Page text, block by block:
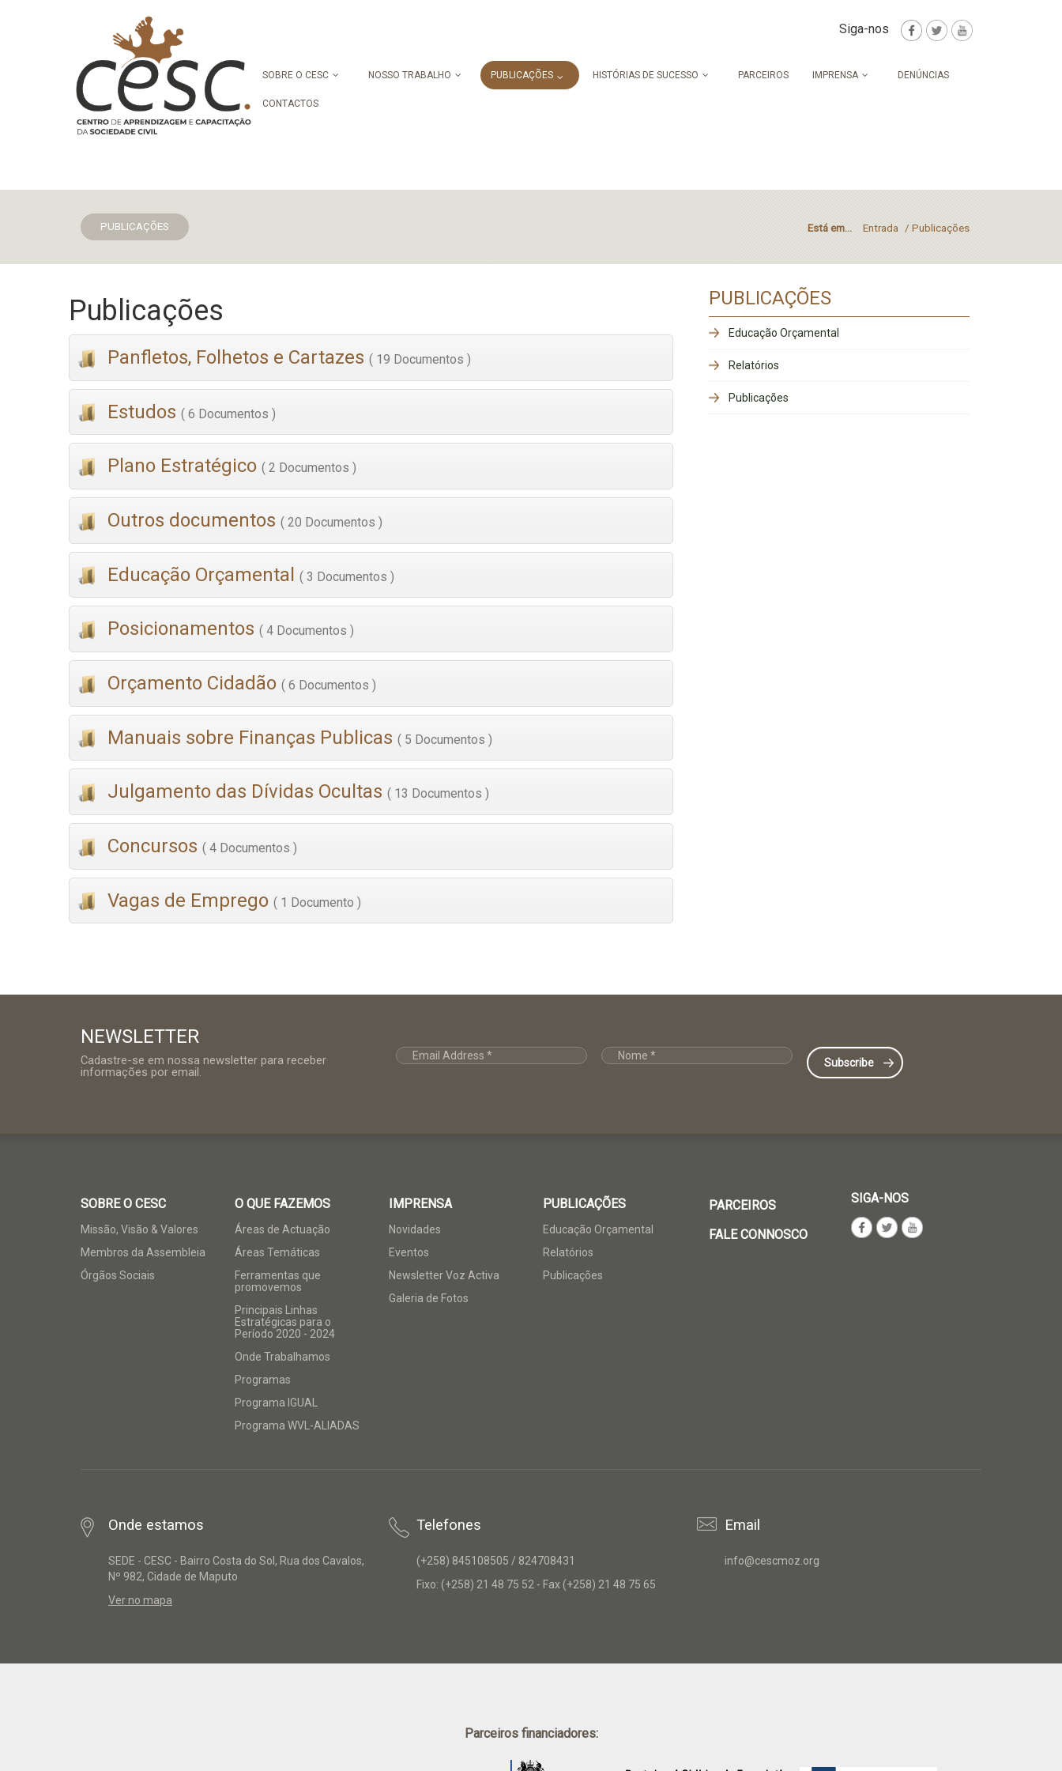
Siga-nos
SOBRE O CESC NOSSO TRABALHO PUBLICAÇÕES HISTÓRIAS DE SUCESSO PARCEIROS IMPRENSA DENÚNCIAS
CONTACTOS
PUBLICAÇÕES Está em... Entrada / Publicações
Publicações
Panfletos, Folhetos e Cartazes ( 19 Documentos )
Estudos ( 6 Documentos )
Plano Estratégico ( 2 Documentos )
Outros documentos ( 20 Documentos )
Educação Orçamental ( 3 Documentos )
Posicionamentos ( 4 Documentos )
Orçamento Cidadão ( 6 Documentos )
Manuais sobre Finanças Publicas ( 5 Documentos )
Julgamento das Dívidas Ocultas ( 13 Documentos )
Concursos ( 4 Documentos )
Vagas de Emprego ( 1 Documento )
PUBLICAÇÕES
Educação Orçamental
Relatórios
Publicações
NEWSLETTER
Cadastre-se em nossa newsletter para receber
informações por email.
SOBRE O CESC
Missão, Visão & Valores
Membros da Assembleia
Órgãos Sociais
O QUE FAZEMOS
Áreas de Actuação
Áreas Temáticas
Ferramentas que
promovemos
Principais Linhas
Estratégicas para o
Período 2020 - 2024
Onde Trabalhamos
Programas
Programa IGUAL
Programa WVL-ALIADAS
IMPRENSA
Novidades
Eventos
Newsletter Voz Activa
Galeria de Fotos
PUBLICAÇÕES
Educação Orçamental
Relatórios
Publicações
PARCEIROS
FALE CONNOSCO
SIGA-NOS
Onde estamos
SEDE - CESC - Bairro Costa do Sol, Rua dos Cavalos,
Nº 982, Cidade de Maputo
Ver no mapa
Telefones
(+258) 845108505 / 824708431
Fixo: (+258) 21 48 75 52 - Fax (+258) 21 48 75 65
Email
info@cescmoz.org
Parceiros financiadores: